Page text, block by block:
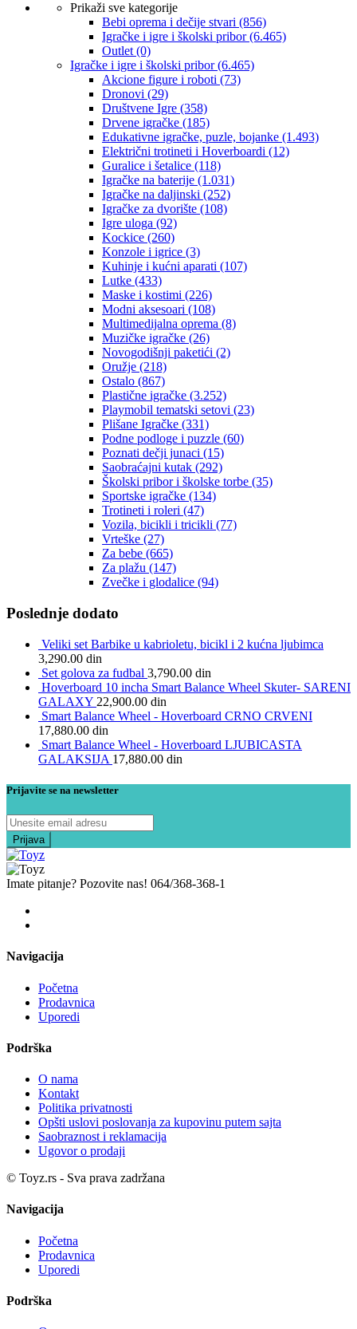
Prikaži sve kategorije
Bebi oprema i dečije stvari (856)
Igračke i igre i školski pribor(6.465)
Outlet (0)
Igračke i igre i školski pribor(6.465)
Akcione figure i roboti (73)
Dronovi (29)
Društvene Igre (358)
Drvene igračke (185)
Edukativne igračke, puzle, bojanke (1.493)
Električni trotineti i Hoverboardi (12)
Guralice i šetalice (118)
Igračke na baterije (1.031)
Igračke na daljinski (252)
‎Igračke za dvorište (108)
Igre uloga (92)
Kockice (260)
Konzole i igrice (3)
Kuhinje i kućni aparati (107)
Lutke (433)
Maske i kostimi (226)
Modni aksesoari (108)
Multimedijalna oprema (8)
Muzičke igračke (26)
Novogodišnji paketići (2)
Oružje (218)
Ostalo (867)
Plastične igračke (3.252)
Playmobil tematski setovi (23)
Plišane Igračke (331)
Podne podloge i puzzle (60)
Poznati dečji junaci (15)
Saobraćajni kutak (292)
Školski pribor i školske torbe (35)
Sportske igračke (134)
Trotineti i roleri (47)
Vozila, bicikli i tricikli (77)
Vrteške (27)
Za bebe (665)
Za plažu (147)
Zvečke i glodalice (94)
Poslednje dodato
Veliki set Barbike u kabrioletu, bicikl i 2 kućna ljubimca
3,290.00 din
Set golova za fudbal 3,790.00 din
Hoverboard 10 incha Smart Balance Wheel Skuter- SARENI
GALAXY 22,900.00 din
Smart Balance Wheel - Hoverboard CRNO CRVENI
17,880.00 din
Smart Balance Wheel - Hoverboard LJUBICASTA
GALAKSIJA 17,880.00 din
Prijavite se na newsletter
Imate pitanje? Pozovite nas! 064/368-368-1
Navigacija
Početna
Prodavnica
Uporedi
Podrška
O nama
Kontakt
Politika privatnosti
Opšti uslovi poslovanja za kupovinu putem sajta
Saobraznost i reklamacija
Ugovor o prodaji
© Toyz.rs - Sva prava zadržana
Navigacija
Početna
Prodavnica
Uporedi
Podrška